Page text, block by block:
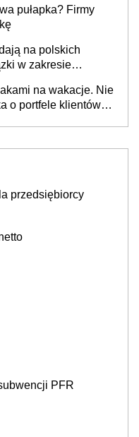
pułapka? Firmy
na polskich
w zakresie
na wakacje. Nie
o portfele klientów
przedsiębiorcy
PFR